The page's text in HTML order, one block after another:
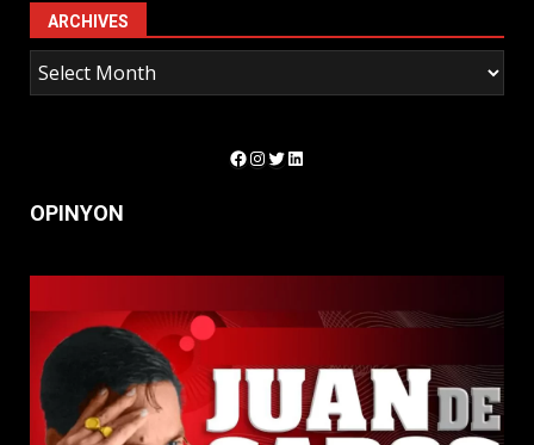
ARCHIVES
Facebook
Instagram
Twitter
LinkedIn
OPINYON